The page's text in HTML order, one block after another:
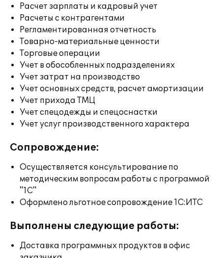
Расчет зарплаты и кадровый учет
Расчеты с контрагентами
Регламентированная отчетность
Товарно-материальные ценности
Торговые операции
Учет в обособленных подразделениях
Учет затрат на производство
Учет основных средств, расчет амортизации
Учет прихода ТМЦ
Учет спецодежды и спецоснастки
Учет услуг производственного характера
Сопровождение:
Осуществляется консультирование по
методическим вопросам работы с программой
"1С"
Оформлено льготное сопровождение 1С:ИТС
Выполнены следующие работы:
Доставка программных продуктов в офис